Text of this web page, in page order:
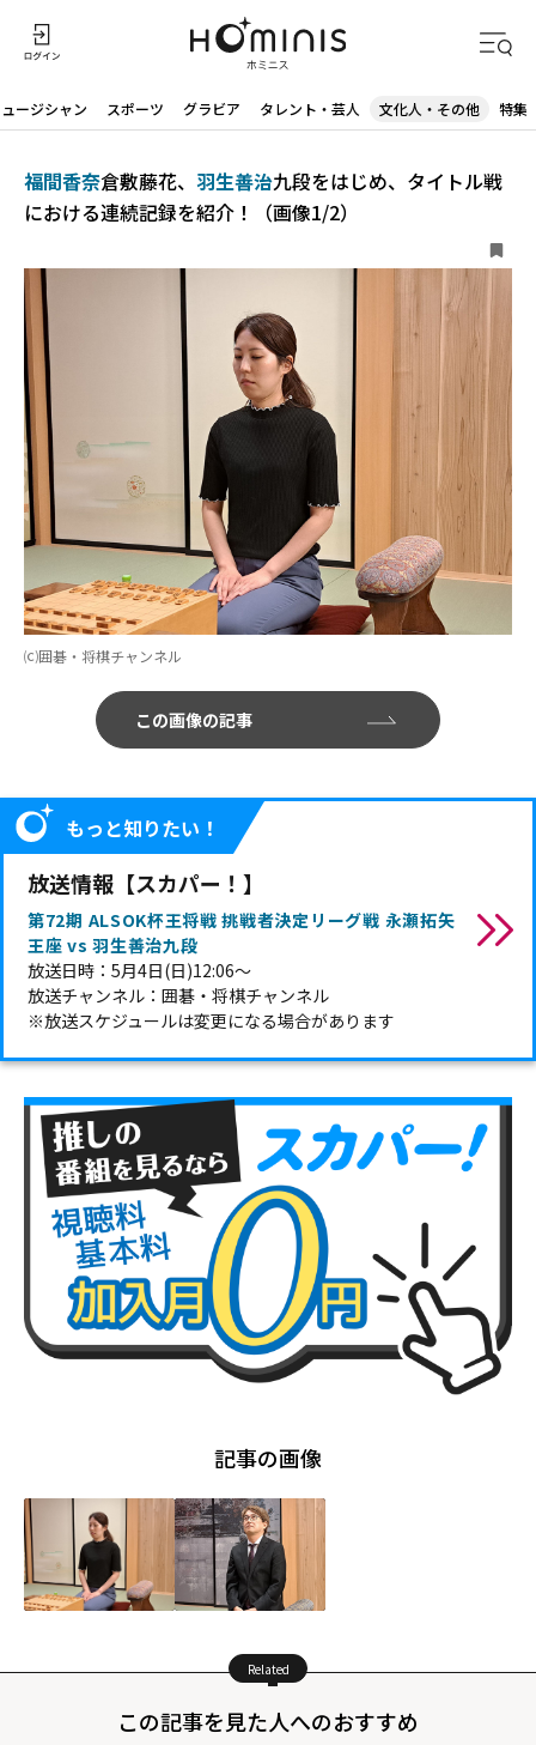
ージシャン スポーツ グラビア タレント・芸人 文化人・その他 特集
福間香奈倉敷藤花、 羽生善治九段をはじめ、タイトル戦
における連続記録を紹介！（画像1/2）
⒞囲碁・将棋チャンネル
この画像の記事
もっと知りたい！
放送情報【スカパー！】
第72期 ALSOK杯王将戦 挑戦者決定リーグ戦 永瀬拓矢
王座 vs 羽生善治九段
放送日時：5月4日(日)12:06～
放送チャンネル：囲碁・将棋チャンネル
※放送スケジュールは変更になる場合があります
記事の画像
Related
この記事を見た人へのおすすめ